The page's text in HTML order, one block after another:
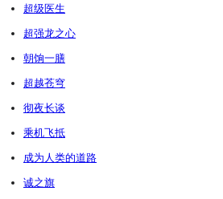
超级医生
超强龙之心
朝饷一膳
超越苍穹
彻夜长谈
乘机飞抵
成为人类的道路
诚之旗